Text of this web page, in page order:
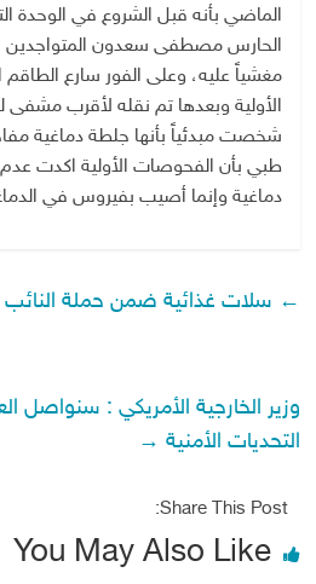
الماضي بأنه قبل الشروع في الوحدة
الحارس مصطفى سعدون
مغشياً عليه، وعلى الفور سارع الطاقم
الأولية وبعدها تم نقله لأقرب مشفى
شخصت مبدئياً بأنها جلطة دماغية
طبي بأن الفحوصات الأولية اكدت
دماغية وإنما أصيب بفيروس في
← سلات غذائية ضمن حملة النائب
وزير الخارجية الأمريكي : سنواصل
التحديات الأمنية →
Share This Post:
You May Also Like